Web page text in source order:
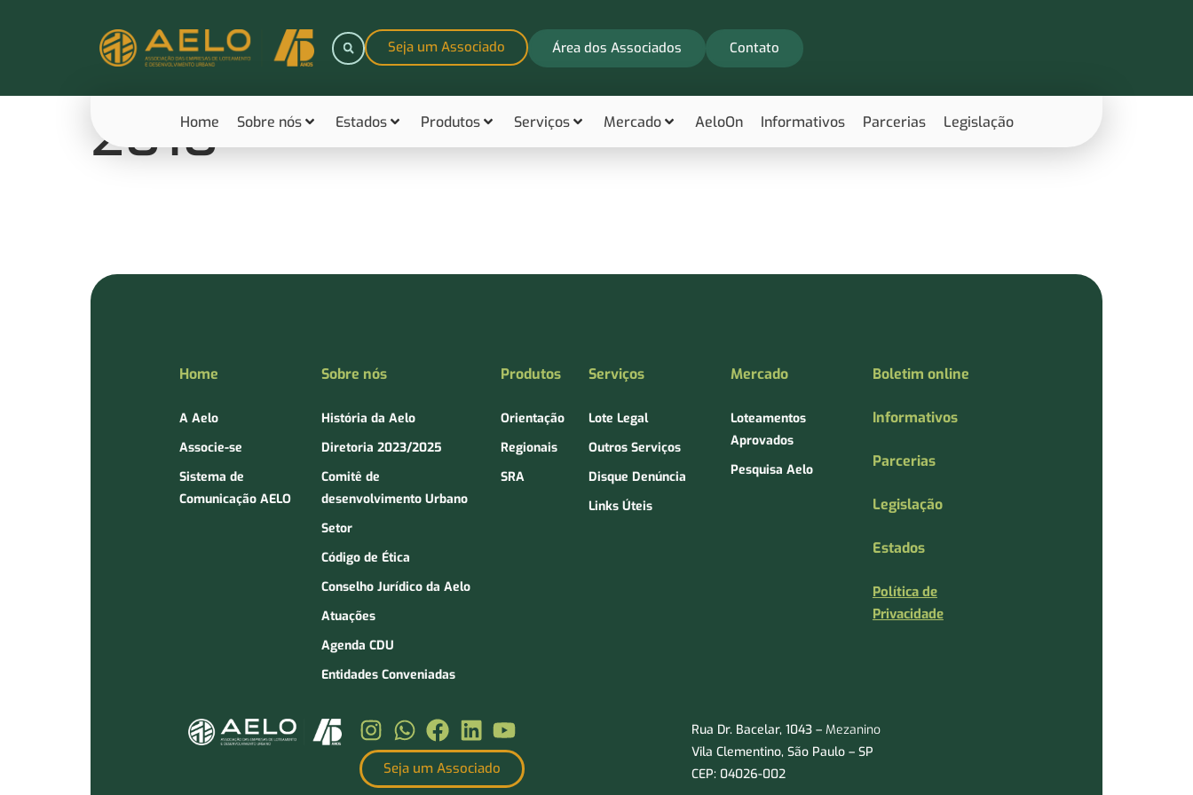
Seja um Associado Área dos Associados Contato
Home Sobre nós Estados Produtos Serviços Mercado AeloOn Informativos Parcerias Legislação
2010
Home
A Aelo
Associe-se
Sistema de
Comunicação AELO
Sobre nós
História da Aelo
Diretoria 2023/2025
Comitê de
desenvolvimento Urbano
Setor
Código de Ética
Conselho Jurídico da Aelo
Atuações
Agenda CDU
Entidades Conveniadas
Produtos
Orientação
Regionais
SRA
Serviços
Lote Legal
Outros Serviços
Disque Denúncia
Links Úteis
Mercado
Loteamentos
Aprovados
Pesquisa Aelo
Boletim online
Informativos
Parcerias
Legislação
Estados
Política de
Privacidade
Seja um Associado
Rua Dr. Bacelar, 1043 – Mezanino
Vila Clementino, São Paulo – SP
CEP: 04026-002